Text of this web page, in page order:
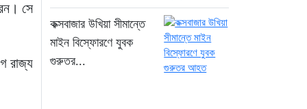
সে
রাজ্য
ড্যাবের বর্ণাঢ্য চিকিৎসক
সমাবেশে প্রধান অতিথি
হিসেবে যোগ দিলেন
প্রধানমন্ত্রী তারেক রহমান
কক্সবাজার উখিয়া সীমান্তে
মাইন বিস্ফোরণে যুবক
গুরুতর...